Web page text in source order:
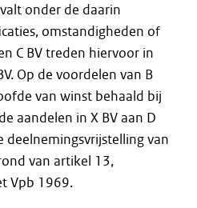
onder de daarin
omstandigheden of
C BV treden hiervoor in
Op de voordelen van B
van winst behaald bij
aandelen in X BV aan D
deelnemingsvrijstelling van
van artikel 13,
Vpb 1969.